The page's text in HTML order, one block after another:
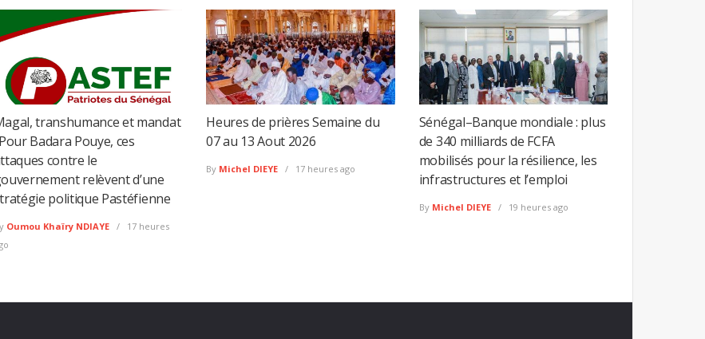
transhumance et mandat
Badara Pouye, ces
contre le
relèvent d’une
politique Pastéfienne
Oumou Khaïry NDIAYE
17 heures
Heures de prières Semaine du
07 au 13 Aout 2026
By Michel DIEYE 17 heures ago
Sénégal–Banque mondiale : plus
de 340 milliards de FCFA
mobilisés pour la résilience, les
infrastructures et l’emploi
By Michel DIEYE 19 heures ago